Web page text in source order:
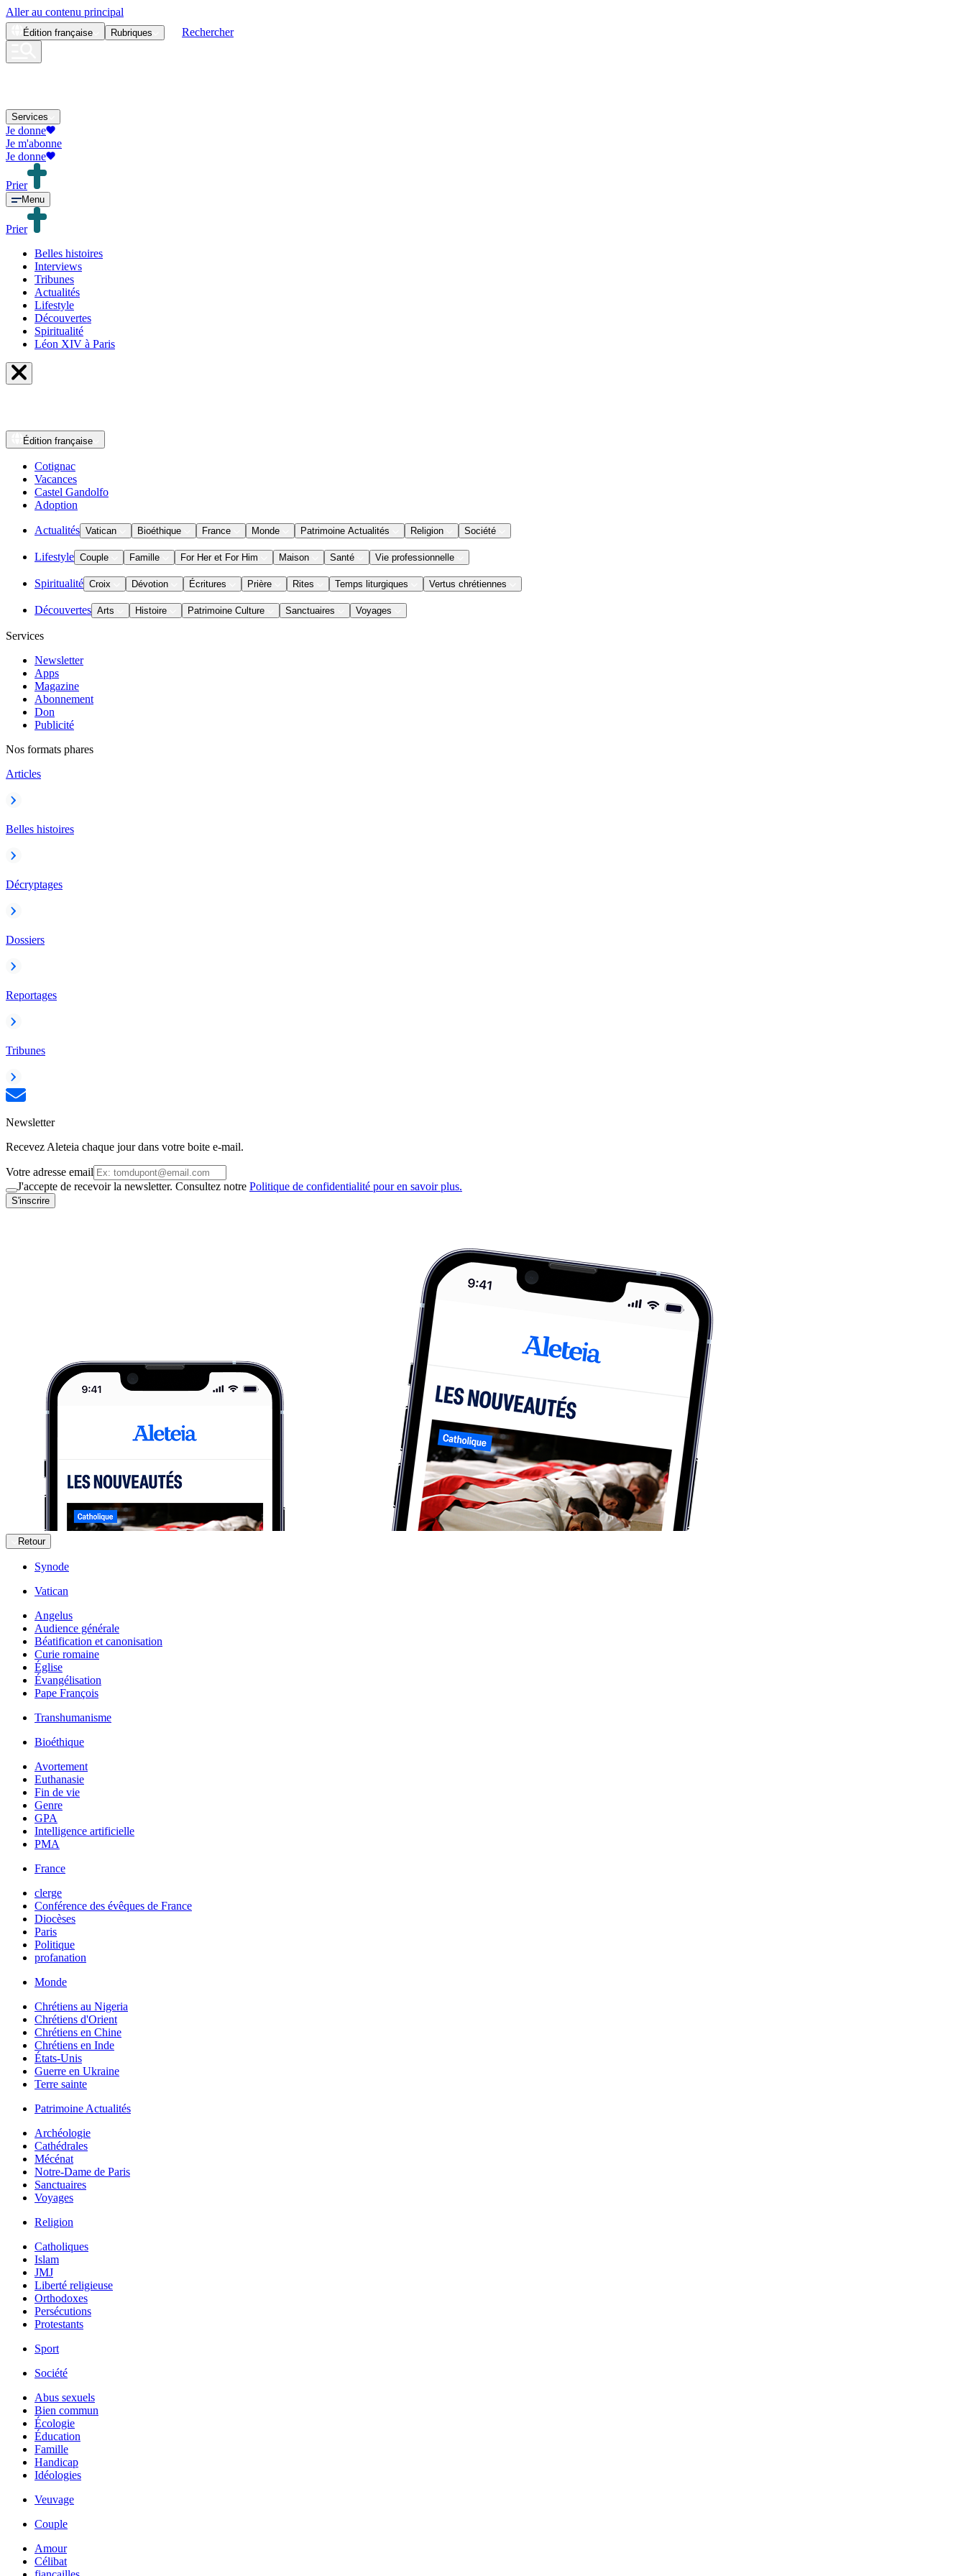
Aller au contenu principal
Édition française Rubriques Rechercher
Services
Je donne
Je m'abonne
Je donne
Prier
Menu
Prier
Belles histoires
Interviews
Tribunes
Actualités
Lifestyle
Découvertes
Spiritualité
Léon XIV à Paris
Édition française
Cotignac
Vacances
Castel Gandolfo
Adoption
Actualités Vatican Bioéthique France Monde Patrimoine Actualités Religion Société
Lifestyle Couple Famille For Her et For Him Maison Santé Vie professionnelle
Spiritualité Croix Dévotion Écritures Prière Rites Temps liturgiques Vertus chrétiennes
Découvertes Arts Histoire Patrimoine Culture Sanctuaires Voyages
Services
Newsletter
Apps
Magazine
Abonnement
Don
Publicité
Nos formats phares
Articles
Belles histoires
Décryptages
Dossiers
Reportages
Tribunes
Newsletter
Recevez Aleteia chaque jour dans votre boite e-mail.
Votre adresse email
J'accepte de recevoir la newsletter. Consultez notre Politique de confidentialité pour en savoir plus.
S'inscrire
Retour
Synode
Vatican
Angelus
Audience générale
Béatification et canonisation
Curie romaine
Église
Évangélisation
Pape François
Transhumanisme
Bioéthique
Avortement
Euthanasie
Fin de vie
Genre
GPA
Intelligence artificielle
PMA
France
clerge
Conférence des évêques de France
Diocèses
Paris
Politique
profanation
Monde
Chrétiens au Nigeria
Chrétiens d'Orient
Chrétiens en Chine
Chrétiens en Inde
États-Unis
Guerre en Ukraine
Terre sainte
Patrimoine Actualités
Archéologie
Cathédrales
Mécénat
Notre-Dame de Paris
Sanctuaires
Voyages
Religion
Catholiques
Islam
JMJ
Liberté religieuse
Orthodoxes
Persécutions
Protestants
Sport
Société
Abus sexuels
Bien commun
Écologie
Éducation
Famille
Handicap
Idéologies
Veuvage
Couple
Amour
Célibat